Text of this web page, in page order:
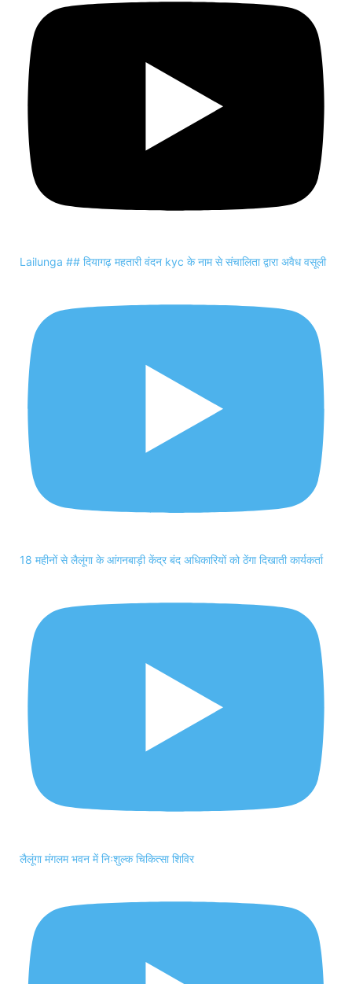
Lailunga ## दियागढ़ महतारी वंदन kyc के नाम से संचालिता द्वारा अवैध वसूली
18 महीनों से लैलूंगा के आंगनबाड़ी केंद्र बंद अधिकारियों को ठेंगा दिखाती कार्यकर्ता
लैलूंगा मंगलम भवन में निःशुल्क चिकित्सा शिविर